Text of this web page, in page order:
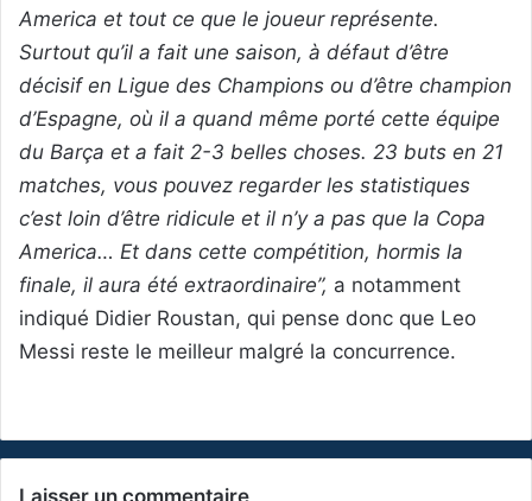
America et tout ce que le joueur représente.
Surtout qu’il a fait une saison, à défaut d’être
décisif en Ligue des Champions ou d’être champion
d’Espagne, où il a quand même porté cette équipe
du Barça et a fait 2-3 belles choses. 23 buts en 21
matches, vous pouvez regarder les statistiques
c’est loin d’être ridicule et il n’y a pas que la Copa
America… Et dans cette compétition, hormis la
finale, il aura été extraordinaire”, a notamment
indiqué Didier Roustan, qui pense donc que Leo
Messi reste le meilleur malgré la concurrence.